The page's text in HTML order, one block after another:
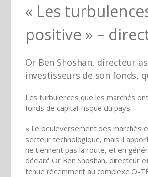
« Les
positive » –
Or Ben Shoshan, directeur
investisseurs de son fonds,
Les turbulences que les marchés
fonds de capital-risque du pays.
« Le bouleversement des marchés
secteur technologique, mais il
ne tiennent pas la route, et en
déclaré Or Ben Shoshan, directeur
tenue récemment au complexe O-